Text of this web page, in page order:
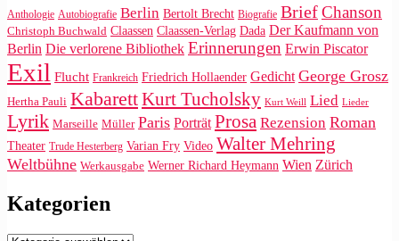
Anthologie Autobiografie Berlin Bertolt Brecht Biografie BriefChanson
Christoph Buchwald Claassen Claassen-Verlag Dada Der Kaufmann von
Berlin Die verlorene Bibliothek Erinnerungen Erwin Piscator
Exil Flucht Frankreich Friedrich Hollaender Gedicht George Grosz
Hertha Pauli KabarettKurt Tucholsky Kurt Weill Lied Lieder
Lyrik Marseille Müller Paris Porträt Prosa Rezension Roman
Theater Trude Hesterberg Varian Fry Video Walter Mehring
Weltbühne Werkausgabe Werner Richard Heymann Wien Zürich
Kategorien